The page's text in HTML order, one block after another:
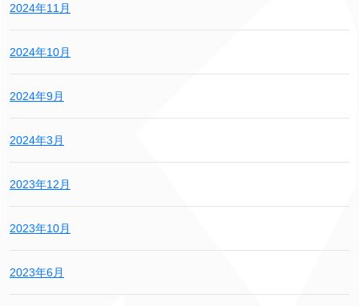
2024年11月
2024年10月
2024年9月
2024年3月
2023年12月
2023年10月
2023年6月